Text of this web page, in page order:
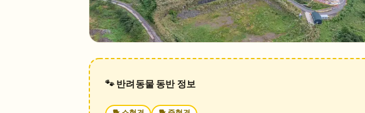
🐾 반려동물 동반 정보